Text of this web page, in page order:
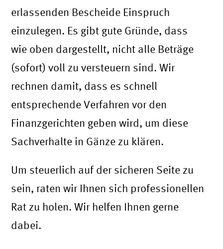
erlassenden Bescheide Einspruch
einzulegen. Es gibt gute Gründe, dass
wie oben dargestellt, nicht alle Beträge
(sofort) voll zu versteuern sind. Wir
rechnen damit, dass es schnell
entsprechende Verfahren vor den
Finanzgerichten geben wird, um diese
Sachverhalte in Gänze zu klären.
Um steuerlich auf der sicheren Seite zu
sein, raten wir Ihnen sich professionellen
Rat zu holen. Wir helfen Ihnen gerne
dabei.